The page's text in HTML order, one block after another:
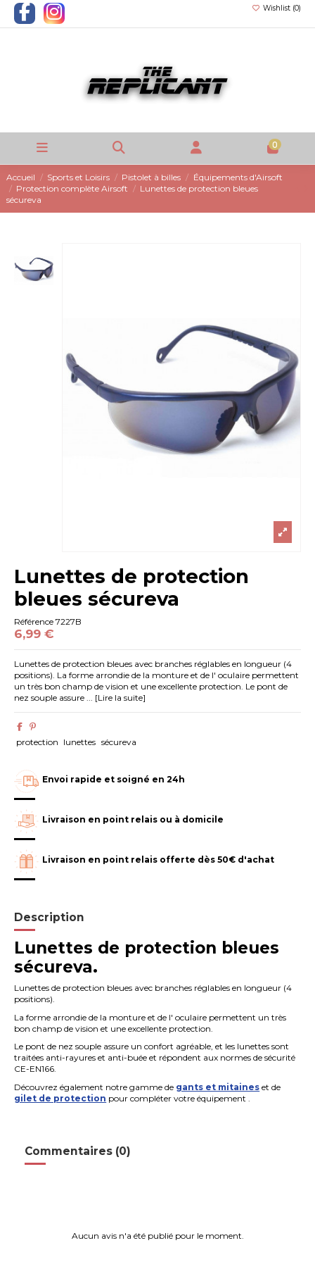
Wishlist (0)
0
Accueil Sports et Loisirs Pistolet à billes
Équipements d'Airsoft
Protection complète Airsoft
Lunettes de protection bleues
sécureva
Lunettes de protection
bleues sécureva
Référence 7227B
6,99 €
Lunettes de protection bleues avec branches réglables en longueur (4
positions). La forme arrondie de la monture et de l' oculaire permettent
un très bon champ de vision et une excellente protection. Le pont de
nez souple assure ... [Lire la suite]
protection lunettes sécureva
Envoi rapide et soigné en 24h
Livraison en point relais ou à domicile
Livraison en point relais offerte dès 50€ d'achat
Description
Lunettes de protection bleues
sécureva.
Lunettes de protection bleues avec branches réglables en longueur (4
positions).
La forme arrondie de la monture et de l' oculaire permettent un très
bon champ de vision et une excellente protection.
Le pont de nez souple assure un confort agréable, et les lunettes sont
traitées anti-rayures et anti-buée et répondent aux normes de sécurité
CE-EN166.
Découvrez également notre gamme de gants et mitaines et de
gilet de protection pour compléter votre équipement .
Commentaires (0)
Aucun avis n'a été publié pour le moment.